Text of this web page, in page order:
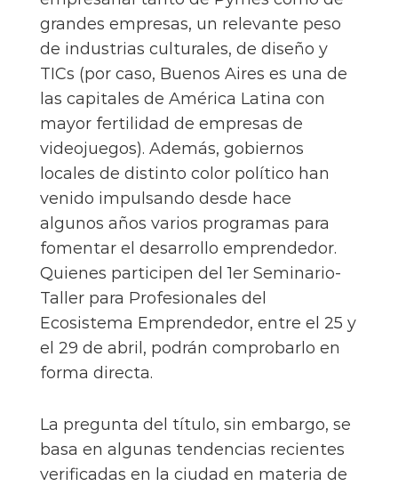
grandes empresas, un relevante peso
de industrias culturales, de diseño y
TICs (por caso, Buenos Aires es una de
las capitales de América Latina con
mayor fertilidad de empresas de
videojuegos). Además, gobiernos
locales de distinto color político han
venido impulsando desde hace
algunos años varios programas para
fomentar el desarrollo emprendedor.
Quienes participen del 1er Seminario-
Taller para Profesionales del
Ecosistema Emprendedor, entre el 25 y
el 29 de abril, podrán comprobarlo en
forma directa.
La pregunta del título, sin embargo, se
basa en algunas tendencias recientes
verificadas en la ciudad en materia de